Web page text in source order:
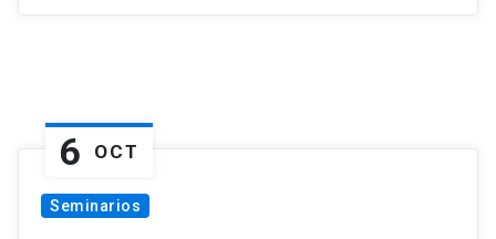
6 OCT
Seminarios